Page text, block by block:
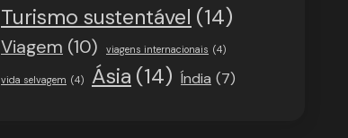
Turismo sustentável (14)
Viagem (10) viagens internacionais (4)
vida selvagem (4) Ásia (14) Índia (7)